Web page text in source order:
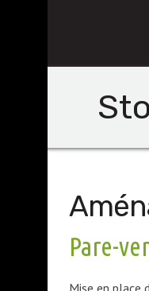
Pare-
Mise en place